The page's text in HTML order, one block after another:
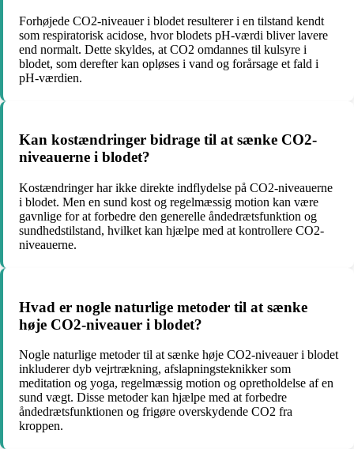
Forhøjede CO2-niveauer i blodet resulterer i en tilstand kendt
som respiratorisk acidose, hvor blodets pH-værdi bliver lavere
end normalt. Dette skyldes, at CO2 omdannes til kulsyre i
blodet, som derefter kan opløses i vand og forårsage et fald i
pH-værdien.
Kan kostændringer bidrage til at sænke CO2-
niveauerne i blodet?
Kostændringer har ikke direkte indflydelse på CO2-niveauerne
i blodet. Men en sund kost og regelmæssig motion kan være
gavnlige for at forbedre den generelle åndedrætsfunktion og
sundhedstilstand, hvilket kan hjælpe med at kontrollere CO2-
niveauerne.
Hvad er nogle naturlige metoder til at sænke
høje CO2-niveauer i blodet?
Nogle naturlige metoder til at sænke høje CO2-niveauer i blodet
inkluderer dyb vejrtrækning, afslapningsteknikker som
meditation og yoga, regelmæssig motion og opretholdelse af en
sund vægt. Disse metoder kan hjælpe med at forbedre
åndedrætsfunktionen og frigøre overskydende CO2 fra
kroppen.